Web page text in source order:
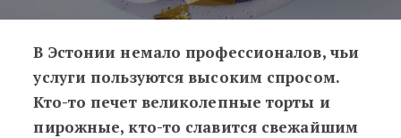
Искусство может быть вкусным:
В Эстонии немало профессионалов, чьи
услуги пользуются высоким спросом.
Кто-то печет великолепные торты и
пирожные, кто-то славится свежайшим